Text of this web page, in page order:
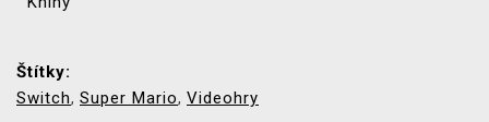
Štítky:
Switch, Super Mario, Videohry